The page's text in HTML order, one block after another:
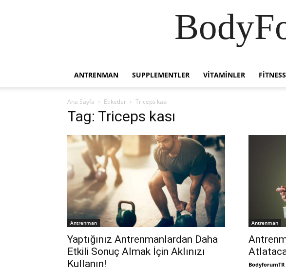
ANTRENMAN SUPPLEMENTLER VITAMINLER FITNESS
Ana Sayfa Etiketler Triceps kası
Tag: Triceps kası
Antrenman
Yaptığınız Antrenmanlardan Daha
Etkili Sonuç Almak İçin Aklınızı
Kullanın!
Antrenman
BodyforumTR